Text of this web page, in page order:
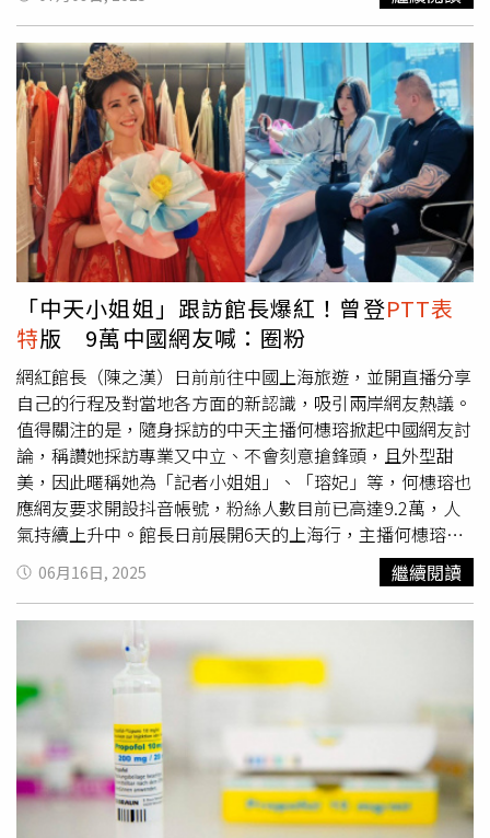
網友封為「好市多周子瑜」，輔仁大學體育學系畢業的她，
2019年參加FISU世界大賽啦啦隊錦標賽更勇奪季軍。除了
小龍女身份外，霖霖也身兼新竹街口攻城獅「幕獅女孩」。
李芷霖除了小龍女身份外，霖霖也身兼新竹街口攻城獅「幕
獅女孩」。（圖／翻攝自李芷霖臉書）因為高中參加競技啦
啦隊，霖霖獲得保送輔仁大學體育系的資格，而對於學生時
期在好市多打工就爆紅，霖霖曾表示當時訊息不斷跳出來
後，才發覺自己上了新聞，對於登上新聞版面驚訝不已，但
因自己還是學生身份，也沒有太多想法，就繼續過好原本的
生活。以體保生之姿展開輔大生活，李芷霖變成競技啦啦隊
的校隊成員，還代表學校出國比賽拿獎。至今霖霖的身分多
元，談到籃球與棒球的應援差異，霖霖表示兩個賽事節奏不
同，棒球沒有固定的應援時間，一局打多久就要跳多久，籃
球則是跳完開場舞後在場邊加油，暫停時間不固定，有時候
突然喊暫停也要飛速跑到場內跳暫停舞。李芷霖和林襄是同
經紀公司的師姐妹。（圖／翻攝自李芷霖IG）談到愛情觀，
霖霖曾透露自己的理想伴侶條件，要有自己的主見，就是我
喜歡的，也希望對方成熟穩重、孝順，不要媽寶，外表白白
乾淨看得順眼，而身為李俊昊小迷妹的她，也特別表示「笑
起來要很像李俊昊」。對於李芷霖和造型師Andy Chen是否
正在交往？本刊詢問味全龍與李芷霖經紀人，至截稿前未獲
任何回應。
「中天小姐姐」跟訪館長爆紅！曾登PTT表
特版 9萬中國網友喊：圈粉
網紅館長（陳之漢）日前前往中國上海旅遊，並開直播分享
自己的行程及對當地各方面的新認識，吸引兩岸網友熱議。
值得關注的是，隨身採訪的中天主播何橞瑢掀起中國網友討
論，稱讚她採訪專業又中立、不會刻意搶鋒頭，且外型甜
美，因此暱稱她為「記者小姐姐」、「瑢妃」等，何橞瑢也
應網友要求開設抖音帳號，粉絲人數目前已高達9.2萬，人
氣持續上升中。館長日前展開6天的上海行，主播何橞瑢全
程跟在身邊，拿著麥克風採訪，直播中都可見她的身影。其
專業態度及甜美外貌，也讓中國網友紛紛大讚「中天小姐
「有你在的畫面很有趣」、「欣賞你工作態度，人又靚，又
專業」、「驚艷中國網友」、「小紅書上都在問這個美女是
誰」、「很專業、很敬業」、「被圈粉了」，也有人說她長
得像張鈞甯、賈靜雯的合體。此外，也有許多網友敲碗何橞
瑢開設抖音的帳號，她本人也因應要求公開帳號，截至今
（16）日下午1時30分，粉絲數已高達9.2萬人。由於有些
人詢問該帳號是不是本人，何橞瑢也特地拍影片證明是本
人，「其實以前就有這個帳號，只是都是拿來看影片，還沒
06月16日, 2025 繼續閱讀